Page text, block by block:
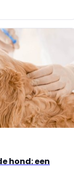
hond: een